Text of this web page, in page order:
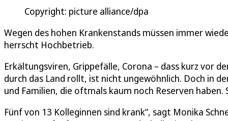
Copyright: picture alliance/dpa
Wegen des hohen Krankenstands müssen immer
herrscht Hochbetrieb.
Erkältungsviren, Grippefälle, Corona – dass kurz vor
durch das Land rollt, ist nicht ungewöhnlich. Doch in
und Familien, die oftmals kaum noch Reserven
Fünf von 13 Kolleginnen sind krank“, sagt Monika